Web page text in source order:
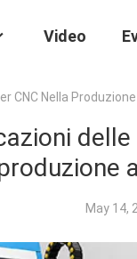
Video
CNC Nella
May 14,